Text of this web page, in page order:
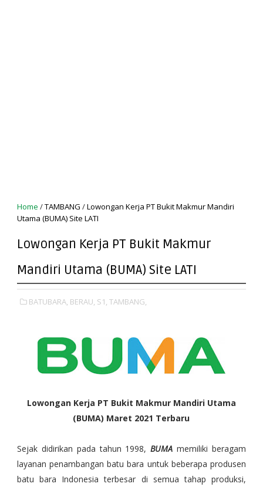
Home /TAMBANG /Lowongan Kerja PT Bukit Makmur Mandiri
Utama (BUMA) Site LATI
Lowongan Kerja PT Bukit Makmur
Mandiri Utama (BUMA) Site LATI
BATUBARA, BERAU, S1, TAMBANG,
Lowongan Kerja PT Bukit Makmur Mandiri Utama
(BUMA) Maret 2021 Terbaru
Sejak didirikan pada tahun 1998,BUMA memiliki beragam
layanan penambangan batu bara untuk beberapa produsen
batu bara Indonesia terbesar di semua tahap produksi,